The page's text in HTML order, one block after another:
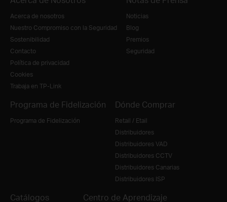
Acerca de nosotros
Nuestro Compromiso con la Seguridad
Sostenibilidad
Contacto
Política de privacidad
Cookies
Trabaja en TP-Link
Noticias
Blog
Premios
Seguridad
Programa de Fidelización
Programa de Fidelización
Dónde Comprar
Retail / Etail
Distribuidores
Distribuidores VAD
Distribuidores CCTV
Distribuidores Canarias
Distribuidores ISP
Catálogos Centro de Aprendizaje